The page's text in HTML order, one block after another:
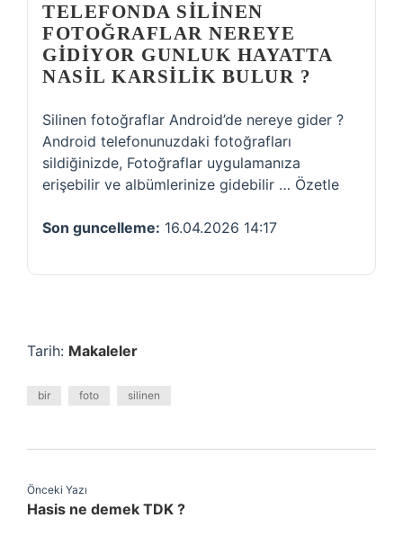
TELEFONDA SILINEN
FOTOĞRAFLAR NEREYE
GIDIYOR GUNLUK HAYATTA
NASIL KARSILIK BULUR ?
Silinen fotoğraflar Android’de nereye gider ?
Android telefonunuzdaki fotoğrafları
sildiğinizde, Fotoğraflar uygulamanıza
erişebilir ve albümlerinize gidebilir … Özetle
Son guncelleme: 16.04.2026 14:17
Tarih: Makaleler
bir foto silinen
Önceki Yazı
Hasis ne demek TDK ?